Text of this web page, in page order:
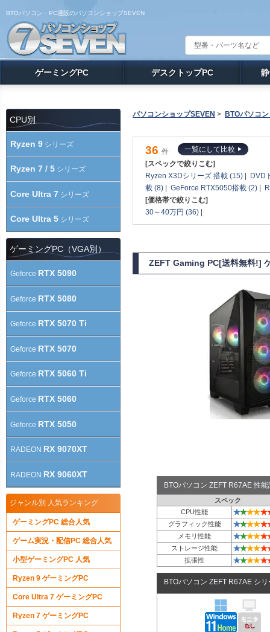
BTOパソコン・PC通販のパソコンショップSEVEN
ゲーミングPC デスクトップPC
パソコンショップSEVEN > BTOパソコ
36 件
一覧にして比較
[スペックで絞りこむ]
Ryzen X3Dシリーズ 搭載 (15) | DVD
載 (8) | GeForce RTX5050搭載 (2) |
[価格帯で絞りこむ]
30～40万円 (36) |
ZEFT Gaming PC[送料無料!]
BTOパソコン ZEFT R67AE 性
スペック
CPU性能
★★★★★
グラフィック性能 ★★★★★
メモリ性能 ★★★★★
ストレージ性能 ★★★★★
拡張性 ★★★★★
BTOパソコン ZEFT R67AE シリ
CPU別
Ryzen 9 シリーズ
Ryzen 7 / 5 シリーズ
Core Ultra 7 シリーズ
Core Ultra 5 シリーズ
ゲーミングPC（VGA別）
Geforce RTX 5090
Geforce RTX 5080
Geforce RTX 5070 Ti
Geforce RTX 5070
Geforce RTX 5060 Ti
Geforce RTX 5060
Geforce RTX 5050
RADEON RX 9070XT
RADEON RX 9060XT
ジャンル別 人気ランキング
ゲーミングPC 総合人気
ゲーム実況・配信PC 総合人気
小型ゲーミングPC 人気
Ryzen 9 ゲーミングPC
Core Ultra 7 ゲーミングPC
Ryzen 7 ゲーミングPC